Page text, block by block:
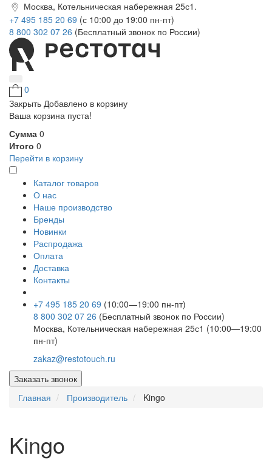
Москва, Котельническая набережная 25с1.
+7 495 185 20 69 (с 10:00 до 19:00 пн-пт)
8 800 302 07 26 (Бесплатный звонок по России)
0
Закрыть Добавлено в корзину
Ваша корзина пуста!
Сумма 0
Итого 0
Перейти в корзину
Каталог товаров
О нас
Наше производство
Бренды
Новинки
Распродажа
Оплата
Доставка
Контакты
+7 495 185 20 69 (10:00—19:00 пн-пт)
8 800 302 07 26 (Бесплатный звонок по России)
Москва, Котельническая набережная 25с1 (10:00—19:00
пн-пт)
zakaz@restotouch.ru
Заказать звонок
Главная
Производитель Kingo
Kingo